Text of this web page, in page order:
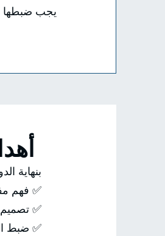
يجب ضبطها
بنهاية
✅ فهم
✅
✅ ضبط